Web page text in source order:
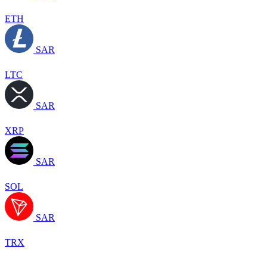
ETH
SAR
LTC
SAR
XRP
SAR
SOL
SAR
TRX